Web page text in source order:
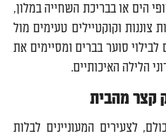
הים או בבריכת השחייה במלון,
צוננות וקוקטיילים טעימים מול
סוער בברים ומסיימים את
הלילה האיכותיים.
קצר מהבית
לצעירים המעוניינים לבלות